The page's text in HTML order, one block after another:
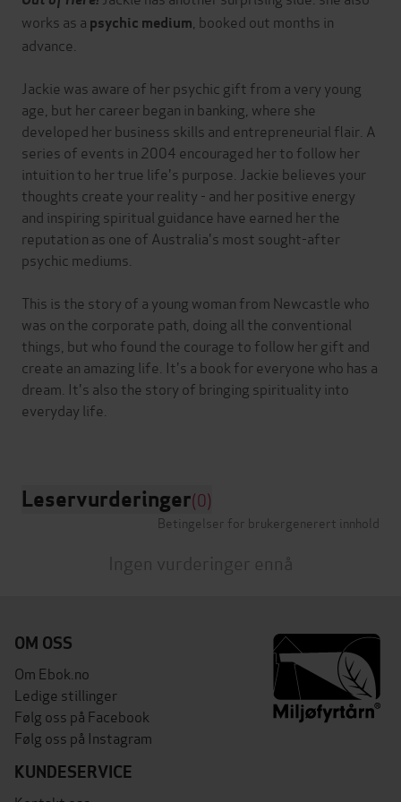
works as a psychic medium , booked out months in
advance.
Jackie was aware of her psychic gift from a very young
age, but her career began in banking, where she
developed her business skills and entrepreneurial flair. A
series of events in 2004 encouraged her to follow her
intuition to her true life's purpose. Jackie believes your
thoughts create your reality - and her positive energy
and inspiring spiritual guidance have earned her the
reputation as one of Australia's most sought-after
psychic mediums.
This is the story of a young woman from Newcastle who
was on the corporate path, doing all the conventional
things, but who found the courage to follow her gift and
create an amazing life. It's a book for everyone who has a
dream. It's also the story of bringing spirituality into
everyday life.
Leservurderinger(0)
Betingelser for brukergenerert innhold
Ingen vurderinger ennå
OM OSS
Om Ebok.no
Ledige stillinger
Følg oss på Facebook
Følg oss på Instagram
KUNDESERVICE